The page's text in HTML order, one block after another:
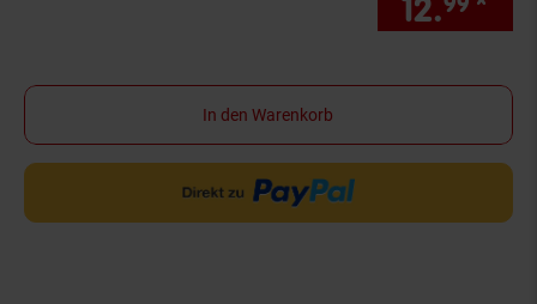
12. *
In den Warenkorb